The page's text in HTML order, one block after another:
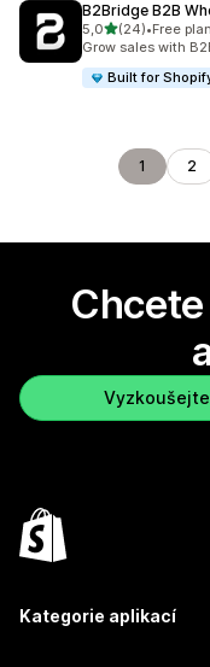
B2Bridge B2B
5,0z 5 hvězd
(24)
Celkový počet
•Free
Grow sales with
Built for
1 2
Kategorie aplikací